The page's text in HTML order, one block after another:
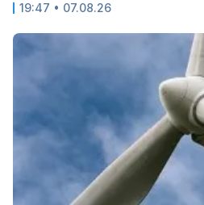
19:47 • 07.08.26